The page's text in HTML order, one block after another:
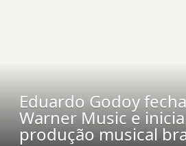
Eduardo Godoy
Warner Music e
produção musical